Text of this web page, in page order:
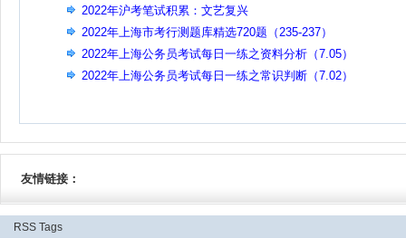
2022年沪考笔试积累：文艺复兴
2022年上海市考行测题库精选720题（235-237）
2022年上海公务员考试每日一练之资料分析（7.05）
2022年上海公务员考试每日一练之常识判断（7.02）
友情链接：
RSS Tags